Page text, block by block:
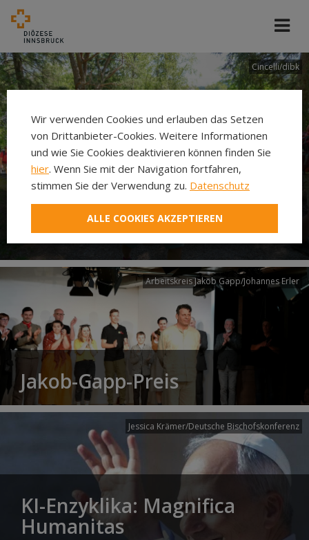
Cincelli/dibk
Neuer Pilgerweg Via
Laudato si’
Arbeitskreis Jakob Gapp/Johannes Erler
Jakob-Gapp-Preis
Jessica Krämer/Deutsche Bischofskonferenz
KI-Enzyklika: Magnifica
Humanitas
Wir verwenden Cookies und erlauben das Setzen
von Drittanbieter-Cookies. Weitere Informationen
und wie Sie Cookies deaktivieren können finden Sie
hier. Wenn Sie mit der Navigation fortfahren,
stimmen Sie der Verwendung zu. Datenschutz
ALLE COOKIES AKZEPTIEREN